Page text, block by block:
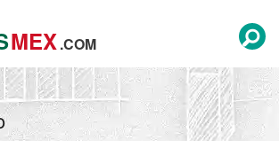
MEX.COM